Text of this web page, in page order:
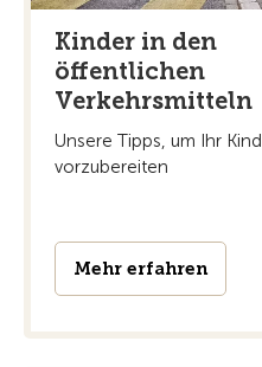
Kinder in den
öffentlichen
Verkehrsmitteln
Unsere Tipps, um Ihr Kind
vorzubereiten
Mehr erfahren